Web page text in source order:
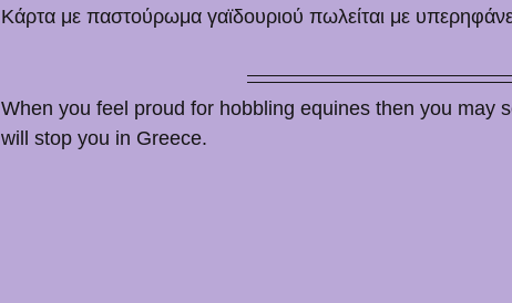
Κάρτα με παστούρωμα γαϊδουριού πωλείται με
When you feel proud for hobbling equines then you may
will stop you in Greece.